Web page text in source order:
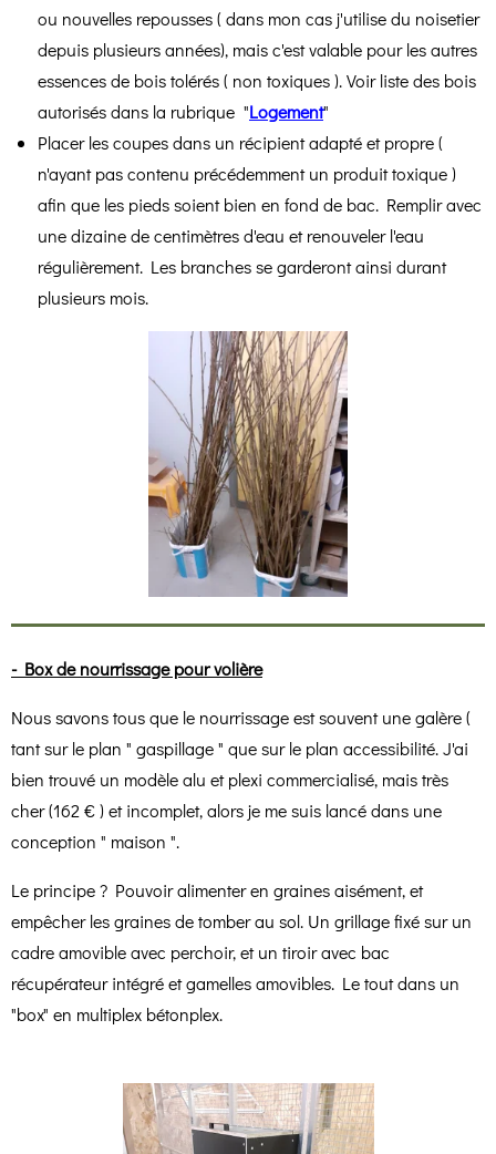
ou nouvelles repousses ( dans mon cas j'utilise du noisetier
depuis plusieurs années), mais c'est valable pour les autres
essences de bois tolérés ( non toxiques ). Voir liste des bois
autorisés dans la rubrique "Logement"
Placer les coupes dans un récipient adapté et propre (
n'ayant pas contenu précédemment un produit toxique )
afin que les pieds soient bien en fond de bac. Remplir avec
une dizaine de centimètres d'eau et renouveler l'eau
régulièrement. Les branches se garderont ainsi durant
plusieurs mois.
- Box de nourrissage pour volière
Nous savons tous que le nourrissage est souvent une galère (
tant sur le plan " gaspillage " que sur le plan accessibilité. J'ai
bien trouvé un modèle alu et plexi commercialisé, mais très
cher (162 € ) et incomplet, alors je me suis lancé dans une
conception " maison ".
Le principe ? Pouvoir alimenter en graines aisément, et
empêcher les graines de tomber au sol. Un grillage fixé sur un
cadre amovible avec perchoir, et un tiroir avec bac
récupérateur intégré et gamelles amovibles. Le tout dans un
"box" en multiplex bétonplex.